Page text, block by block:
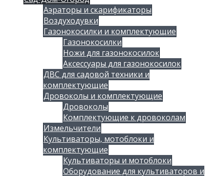
Аэраторы и скарификаторы
Воздуходувки
Газонокосилки и комплектующие
Газонокосилки
Ножи для газонокосилок
Аксессуары для газонокосилок
ДВС для садовой техники и
комплектующие
Дровоколы и комплектующие
Дровоколы
Комплектующие к дровоколам
Измельчители
Культиваторы, мотоблоки и
комплектующие
Культиваторы и мотоблоки
Оборудование для культиваторов и